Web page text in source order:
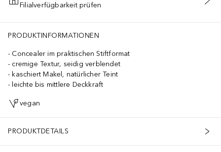
IN DEN WARENKORB
Filialverfügbarkeit prüfen
PRODUKTINFORMATIONEN
Concealer im praktischen Stiftformat
cremige Textur, seidig verblendet
kaschiert Makel, natürlicher Teint
leichte bis mittlere Deckkraft
vegan
PRODUKTDETAILS